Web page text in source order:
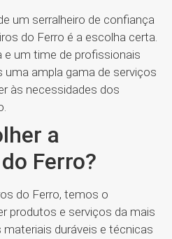
um serralheiro de confiança
do Ferro é a escolha certa.
e um time de profissionais
ampla gama de serviços
às necessidades dos
a
Ferro?
do Ferro, temos o
produtos e serviços da mais
materiais duráveis e técnicas